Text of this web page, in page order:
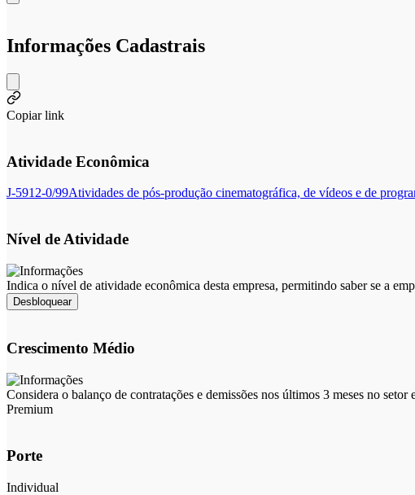
Informações Cadastrais
Copiar link
Atividade Econômica
J-5912-0/99Atividades de pós-produção cinematográfica, de vídeos e de
Nível de Atividade
Indica o nível de atividade econômica desta empresa, permitindo saber se a
Desbloquear
Crescimento Médio
Considera o balanço de contratações e demissões nos últimos 3 meses no setor
Premium
Porte
Individual